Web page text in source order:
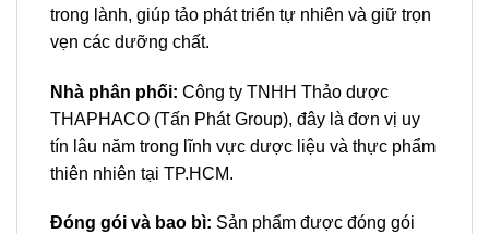
trong lành, giúp tảo phát triển tự nhiên và giữ trọn
vẹn các dưỡng chất.
Nhà phân phối: Công ty TNHH Thảo dược
THAPHACO (Tấn Phát Group), đây là đơn vị uy
tín lâu năm trong lĩnh vực dược liệu và thực phẩm
thiên nhiên tại TP.HCM.
Đóng gói và bao bì: Sản phẩm được đóng gói